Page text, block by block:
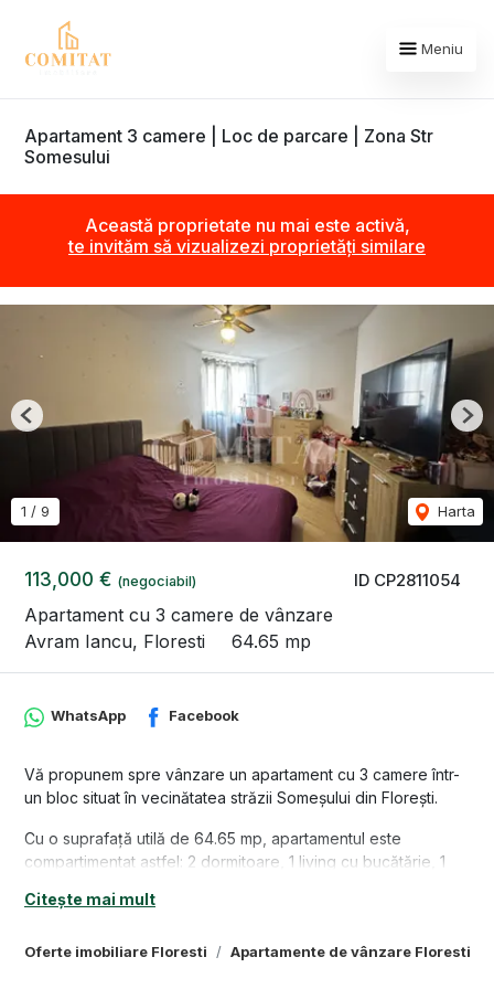
Meniu
Apartament 3 camere | Loc de parcare | Zona Str
Somesului
Această proprietate nu mai este activă,
te invităm să vizualizezi proprietăți similare
ID CP2811054
113,000 € (negociabil)
Apartament cu 3 camere de vânzare
Avram Iancu, Floresti
64.65 mp
1 / 9 Harta
Previous
Oferte imobiliare Floresti Apartamente de vânzare Floresti
WhatsApp Facebook
Vă propunem spre vânzare un apartament cu 3 camere într-
un bloc situat în vecinătatea străzii Someșului din Florești.
Cu o suprafață utilă de 64.65 mp, apartamentul este
compartimentat astfel: 2 dormitoare, 1 living cu bucătărie, 1
În preț este inclus și un loc de parcare exterior.
Locuința se vinde conform pozelor.
Citește mai mult